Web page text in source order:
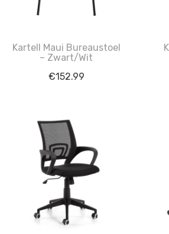
Kartell Maui Bureaustoel
– Zwart/Wit
€152.99